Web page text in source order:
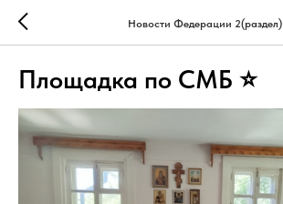
Новости Федерации 2(раздел)
Площадка по СМБ ⭐